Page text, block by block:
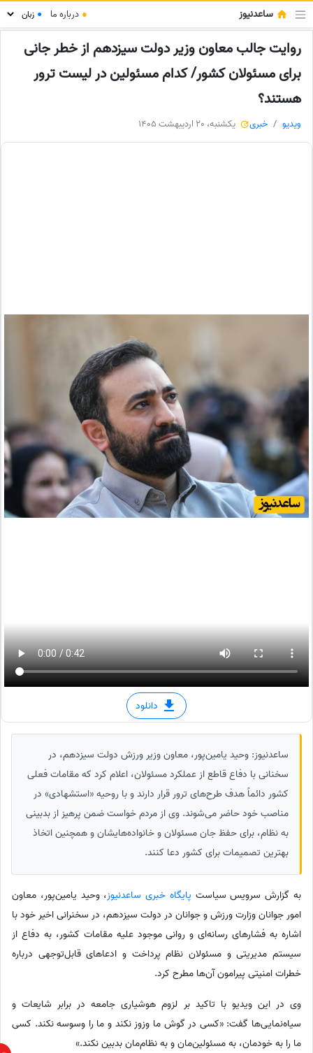
ساعدنیوز ● درباره ما ●
روایت جالب معاون وزیر دولت سیزدهم از خطر جانی
برای مسئولان کشور/ کدام مسئولین در لیست ترور
هستند؟
ویدیو خبری یکشنبه، 20 اردیبهشت 1405
دانلود
ساعدنیوز: وحید یامین‌پور، معاون وزیر ورزش دولت سیزدهم، در
سخنانی با دفاع قاطع از عملکرد مسئولان، اعلام کرد که مقامات فعلی
کشور دائماً هدف طرح‌های ترور قرار دارند و با روحیه «استشهادی» در
مناصب خود حاضر می‌شوند. وی از مردم خواست ضمن پرهیز از بدبینی
به نظام، برای حفظ جان مسئولان و خانواده‌هایشان و همچنین اتخاذ
بهترین تصمیمات برای کشور دعا کنند.
به گزارش سرویس سیاست پایگاه خبری ساعدنیوز،‌ وحید یامین‌پور، معاون
امور جوانان وزارت ورزش و جوانان در دولت سیزدهم، در سخنرانی اخیر خود با
اشاره به فشارهای رسانه‌ای و روانی موجود علیه مقامات کشور، به دفاع از
سیستم مدیریتی و مسئولان نظام پرداخت و ادعاهای قابل‌توجهی درباره
خطرات امنیتی پیرامون آن‌ها مطرح کرد.
وی در این ویدیو با تاکید بر لزوم هوشیاری جامعه در برابر شایعات و
سیاه‌نمایی‌ها گفت: «کسی در گوش ما وزوز نکند و ما را وسوسه نکند. کسی
ما را به خودمان، به مسئولین‌مان و به نظام‌مان بدبین نکند.»